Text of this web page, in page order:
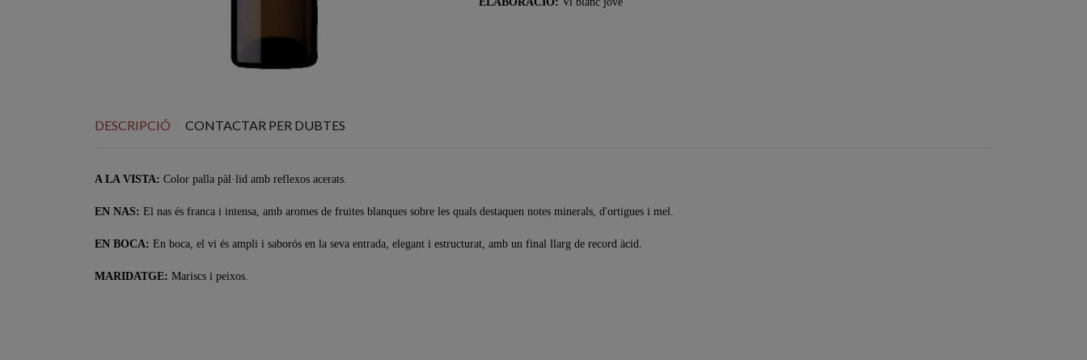
DESCRIPCIÓ CONTACTAR PER DUBTES
A LA VISTA: Color palla pàl·lid amb reflexos acerats.
EN NAS: El nas és franca i intensa, amb aromes de fruites blanques sobre les quals destaquen notes minerals, d'ortigues i mel.
EN BOCA: En boca, el vi és ampli i saborós en la seva entrada, elegant i estructurat, amb un final llarg de record àcid.
MARIDATGE: Mariscs i peixos.